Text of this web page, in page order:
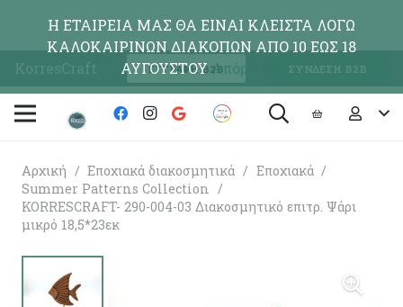
KorresCraft ΕΓΓΡΑΦΗ Β2Β ΣΥΝΔΕΣΗ Β2Β
Αρχική / Εποχιακά διακοσμητικά / Εποχιακά /
Summer Patterns Collection /
KORRESCRAFT- 290-004-03 Διακοσμητικό επιτρ. Ψάρι
μικρό 18,5*23εκ
Η ΕΤΑΙΡΕΙΑ ΜΑΣ ΘΑ ΕΙΝΑΙ ΚΛΕΙΣΤΑ ΛΟΓΩ
ΚΑΛΟΚΑΙΡΙΝΩΝ ΔΙΑΚΟΠΩΝ ΑΠΟ 10 ΕΩΣ 18
ΑΥΓΟΥΣΤΟΥΑπόρριψη